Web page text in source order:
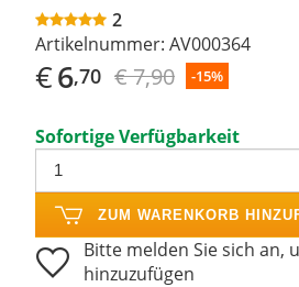
2
Artikelnummer: AV000364
€6,70 € 7,90 -15%
Sofortige Verfügbarkeit
ZUM WARENKORB
Bitte melden Sie sich an,
hinzuzufügen